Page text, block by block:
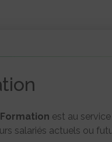
Formation est au
salariés actuels ou